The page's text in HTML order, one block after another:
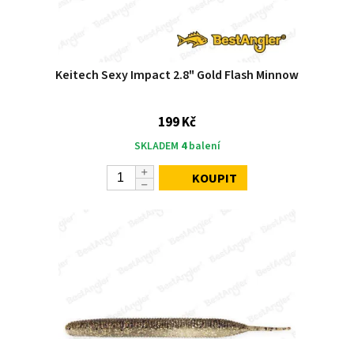
Keitech Sexy Impact 2.8" Gold Flash Minnow
199 Kč
SKLADEM 4balení
KOUPIT